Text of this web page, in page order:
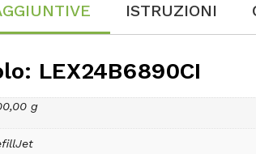
ISTRUZIONI
LEX24B6890CI
g